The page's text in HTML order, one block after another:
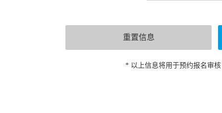
* 以上信息将用于预约报名审